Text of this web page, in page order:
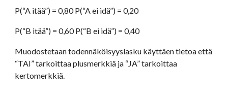
P(“A itää”) = 0,80 P(“A ei idä”) = 0,20
P(“B itää”) = 0,60 P(“B ei idä”) = 0,40
Muodostetaan todennäköisyyslasku käyttäen tietoa että
“TAI” tarkoittaa plusmerkkiä ja “JA” tarkoittaa
kertomerkkiä.